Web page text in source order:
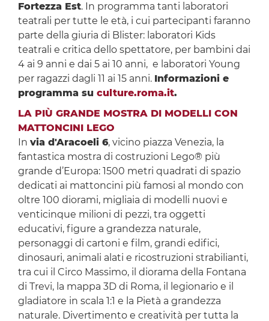
Fortezza Est. In programma tanti laboratori
teatrali per tutte le età, i cui partecipanti faranno
parte della giuria di Blister: laboratori Kids
teatrali e critica dello spettatore, per bambini dai
4 ai 9 anni e dai 5 ai 10 anni, e laboratori Young
per ragazzi dagli 11 ai 15 anni. Informazioni e
programma su culture.roma.it.
LA PIÙ GRANDE MOSTRA DI MODELLI CON
MATTONCINI LEGO
In via d'Aracoeli 6, vicino piazza Venezia, la
fantastica mostra di costruzioni Lego® più
grande d’Europa: 1500 metri quadrati di spazio
dedicati ai mattoncini più famosi al mondo con
oltre 100 diorami, migliaia di modelli nuovi e
venticinque milioni di pezzi, tra oggetti
educativi, figure a grandezza naturale,
personaggi di cartoni e film, grandi edifici,
dinosauri, animali alati e ricostruzioni strabilianti,
tra cui il Circo Massimo, il diorama della Fontana
di Trevi, la mappa 3D di Roma, il legionario e il
gladiatore in scala 1:1 e la Pietà a grandezza
naturale. Divertimento e creatività per tutta la